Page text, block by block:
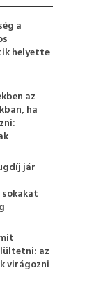
a
helyette
az
ha
jár
az
virágozni